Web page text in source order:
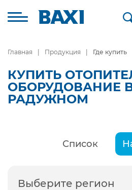
Главная Продукция Где купить
КУПИТЬ
ОБОРУДОВАНИЕ
РАДУЖНОМ
Список
Выберите регион